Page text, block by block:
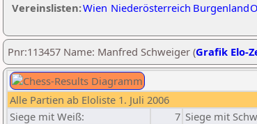
Vereinslisten:Wien Niederösterreich Burgenland
Pnr:113457 Name: Manfred Schweiger (Grafik Elo-
Alle Partien ab Eloliste 1. Juli 2006
Siege mit Weiß:
7 Siege mit